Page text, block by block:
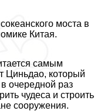
моста в
Китая.
самым
Циньдао, который
очередной раз
чудеса и строить
сооружения.